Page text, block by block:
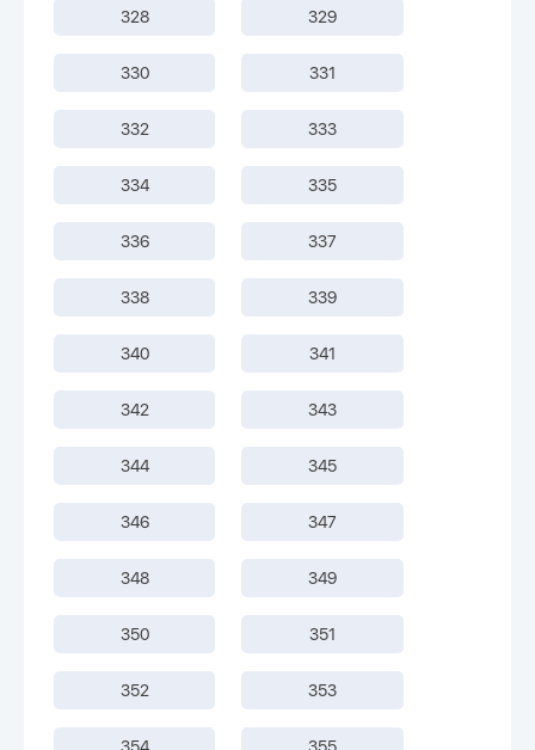
328 329
330 331
332 333
334 335
336 337
338 339
340 341
342 343
344 345
346 347
348 349
350 351
352 353